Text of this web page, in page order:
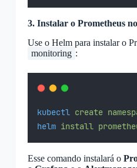
3. Instalar o Prometheus
Use o Helm para instalar o
monitoring :
kubectl create
helm install
Esse comando instalará o